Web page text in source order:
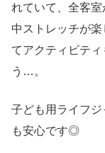
れていて、全客
中ストレッチが
てアクティビテ
う…。
子ども用ライフ
も安心です◎